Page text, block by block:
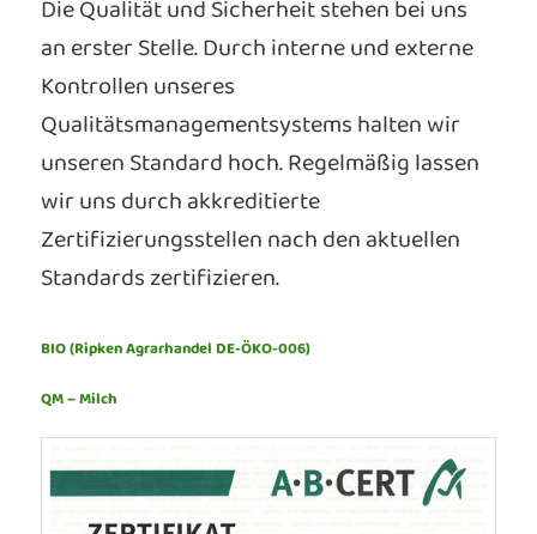
Die Qualität und Sicherheit stehen bei uns
an erster Stelle. Durch interne und externe
Kontrollen unseres
Qualitätsmanagementsystems halten wir
unseren Standard hoch. Regelmäßig lassen
wir uns durch akkreditierte
Zertifizierungsstellen nach den aktuellen
Standards zertifizieren.
BIO (Ripken Agrarhandel DE-ÖKO-006)
QM – Milch